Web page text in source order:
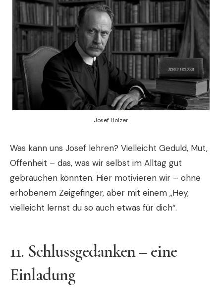
Josef Holzer
Was kann uns Josef lehren? Vielleicht Geduld, Mut,
Offenheit – das, was wir selbst im Alltag gut
gebrauchen könnten. Hier motivieren wir – ohne
erhobenem Zeigefinger, aber mit einem „Hey,
vielleicht lernst du so auch etwas für dich“.
11. Schlussgedanken – eine
Einladung